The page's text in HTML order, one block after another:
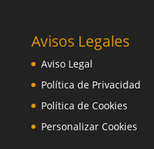
Avisos Legales
Aviso Legal
Política de Privacidad
Política de Cookies
Personalizar Cookies